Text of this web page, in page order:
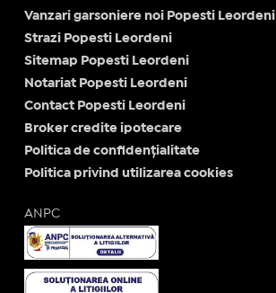
Vanzari garsoniere noi Popesti Leordeni
Strazi Popesti Leordeni
Sitemap Popesti Leordeni
Notariat Popesti Leordeni
Contact Popesti Leordeni
Broker credite ipotecare
Politica de confidențialitate
Politica privind utilizarea cookies
ANPC